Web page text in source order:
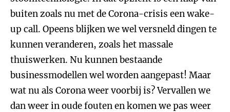
buiten zoals nu met de Corona-crisis een wake-
up call. Opeens blijken we wel versneld dingen te
kunnen veranderen, zoals het massale
thuiswerken. Nu kunnen bestaande
businessmodellen wel worden aangepast! Maar
wat nu als Corona weer voorbij is? Vervallen we
dan weer in oude fouten en komen we pas weer